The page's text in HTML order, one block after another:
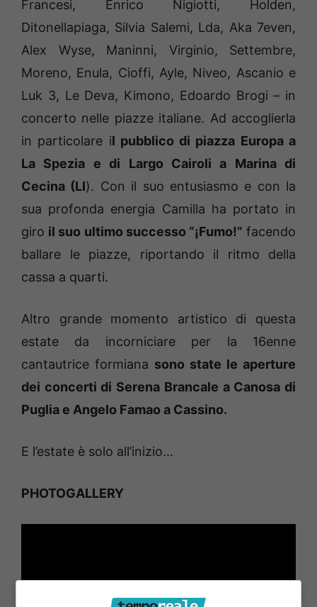
Francesi, Enrico Nigiotti, Holden,
Ditonellapiaga, Silvia Salemi, Lda, Aka 7even,
Alex Wyse, Maninni, Virginio, Settembre,
Moreno, Enula, Cioffi, Ayle, Niveo, Ascanio e
Luk 3, Le Deva, Kimono, Edoardo Brogi – in
concerto nelle piazze italiane. Ad accoglierla
in particolare il pubblico di piazza Europa a
La Spezia e di Largo Cairoli a Marina di
Cecina (LI). Con il suo entusiasmo e con la
sua profonda energia Camilla ha portato in
giro il suo ultimo successo “¡Fumo!” facendo
ballare le piazze, riportando il ritmo della
cassa a quarti.
Altro grande momento artistico di questa
estate da incorniciare per la 16enne
cantautrice formiana sono state le aperture
dei concerti di Serena Brancale a Canosa di
Puglia e Angelo Famao a Cassino.
E l’estate è solo all’inizio…
PHOTOGALLERY